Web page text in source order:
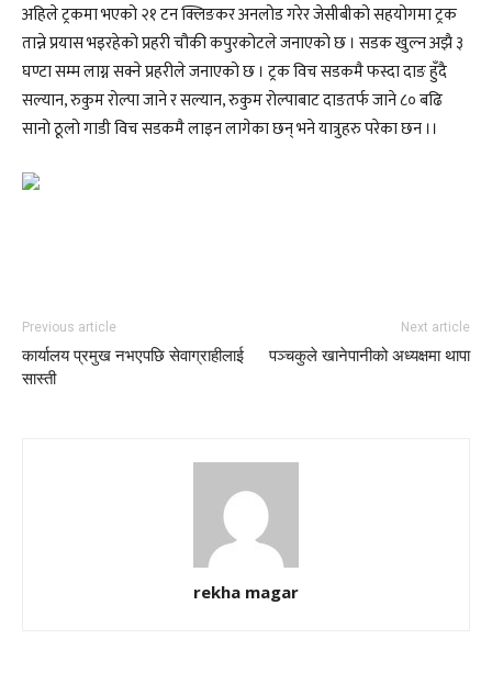
अहिले ट्रकमा भएको २१ टन क्लिङकर अनलोड गरेर जेसीबीको सहयोगमा ट्रक
तान्ने प्रयास भइरहेको प्रहरी चौकी कपुरकोटले जनाएको छ । सडक खुल्न अझै ३
घण्टा सम्म लाग्न सक्ने प्रहरीले जनाएको छ । ट्रक विच सडकमै फस्दा दाङ हुँदै
सल्यान, रुकुम रोल्पा जाने र सल्यान, रुकुम रोल्पाबाट दाङतर्फ जाने ८० बढि
सानो ठूलो गाडी विच सडकमै लाइन लागेका छन् भने यात्रुहरु परेका छन ।।
Previous article
कार्यालय प्रमुख नभएपछि सेवाग्राहीलाई
सास्ती
Next article
पञ्चकुले खानेपानीको अध्यक्षमा थापा
rekha magar